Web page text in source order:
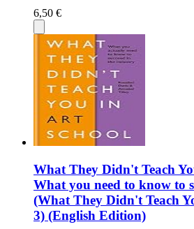
6,50 €
What They Didn't Teach
What you need to know to
(What They Didn't Teach
3) (English Edition)